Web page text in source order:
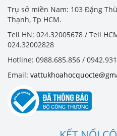
Trụ sở miền Nam: 103 Đặng
Thạnh, Tp HCM.
Tell HN: 024.32005678 / Tell
024.32002828
Hotline: 0988.685.856 /
Email: